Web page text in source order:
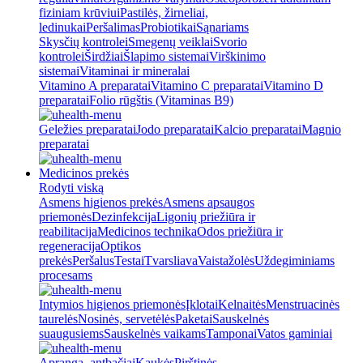
fiziniam krūviuiPastilės, žirneliai,
ledinukaiPeršalimasProbiotikaiSąnariams
Skysčių kontroleiSmegenų veiklaiSvorio
kontroleiŠirdžiaiŠlapimo sistemaiVirškinimo
sistemaiVitaminai ir mineralai
Vitamino A preparataiVitamino C preparataiVitamino D
preparataiFolio rūgštis (Vitaminas B9)
Geležies preparataiJodo preparataiKalcio preparataiMagnio
preparatai
Medicinos prekės
Rodyti viską
Asmens higienos prekėsAsmens apsaugos
priemonėsDezinfekcijaLigonių priežiūra ir
reabilitacijaMedicinos technikaOdos priežiūra ir
regeneracijaOptikos
prekėsPeršalusTestaiTvarsliavaVaistažolėsUždegiminiams
procesams
Intymios higienos priemonėsĮklotaiKelnaitėsMenstruacinės
taurelėsNosinės, servetėlėsPaketaiSauskelnės
suaugusiemsSauskelnės vaikamsTamponaiVatos gaminiai